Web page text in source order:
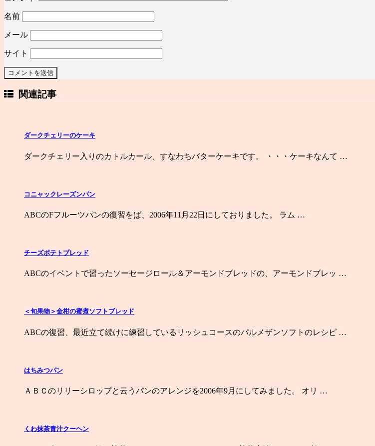
名前
メール
サイト
関連記事
ダークチェリーのケーキ
ダークチェリー入りのカトルカール、すなわちバターケーキです。 ・・・ケーキなんて …
コニャックレーズンパン
ABCのFフルーツパンの復習をば、2006年11月22日にしておりました。 ラム …
チーズポテトブレッド
ABCのイベントで習ったソーセージロール＆アーモンドブレッドの、アーモンドブレッ …
＜旬果物＞金柑の蜜煮ソフトブレッド
ABCの復習、最近立て続けに練習しているリッシュコースのパルメザンソフトのレシピ …
はちみつパン
ＡＢＣのリリーシロップと云うパンのアレンジを2006年9月にしてみました。 オリ …
くわ抹茶青汁クーヘン